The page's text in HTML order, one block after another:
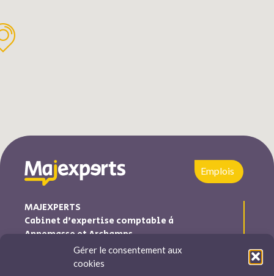
Gérer le consentement aux
cookies
Emplois
MAJEXPERTS
Cabinet d’expertise comptable à
Annemasse et Archamps
Majexperts est inscrite au tableau de l’ordre des experts
comptables Auvergne-Rhône-Alpes